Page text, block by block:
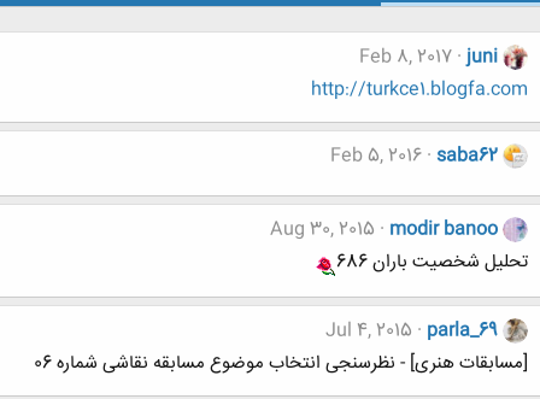
juni
Feb 8, 2017
http://turkce1.blogfa.com
saba62
Feb 5, 2016
modir banoo
Aug 30, 2015
تحلیل شخصیت باران 686
parla_69
Jul 4, 2015
[مسابقات هنری] - نظرسنجی انتخاب موضوع مسابقه نقاشی شماره 06